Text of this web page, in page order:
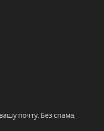
почту. Без спама,